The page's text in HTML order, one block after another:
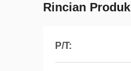
Rincian Produk
P/T: